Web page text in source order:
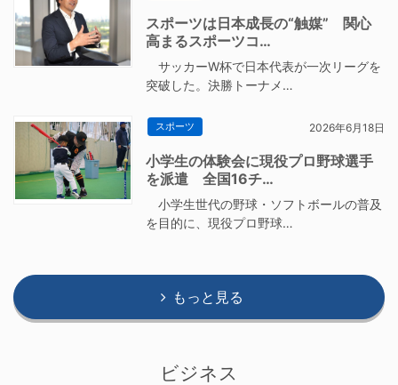
スポーツは日本成長の“触媒” 関心
高まるスポーツコ…
サッカーW杯で日本代表が一次リーグを
突破した。決勝トーナメ…
スポーツ 2026年6月18日
小学生の体験会に現役プロ野球選手
を派遣 全国16チ…
小学生世代の野球・ソフトボールの普及
を目的に、現役プロ野球…
もっと見る
ビジネス